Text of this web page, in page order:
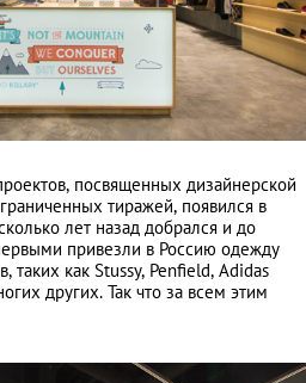
посвященных дизайнерской
тиражей, появился в
лет назад добрался и до
привезли в Россию одежду
как Stussy, Penfield, Adidas
других. Так что за всем этим